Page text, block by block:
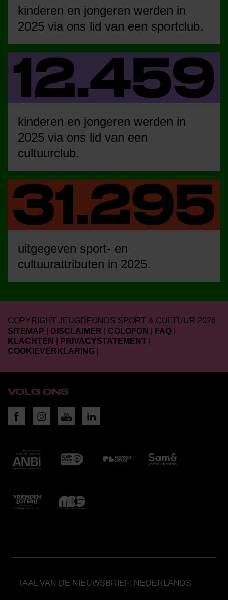
kinderen en jongeren werden in
2025 via ons lid van een sportclub.
kinderen en jongeren werden in
2025 via ons lid van een
cultuurclub.
uitgegeven sport- en
cultuurattributen in 2025.
COPYRIGHT JEUGDFONDS SPORT & CULTUUR 2026
SITEMAP
DISCLAIMER COLOFON FAQ
KLACHTEN
PRIVACYSTATEMENT
COOKIEVERKLARING
VOLG ONS
TAAL VAN DE NIEUWSBRIEF: NEDERLANDS